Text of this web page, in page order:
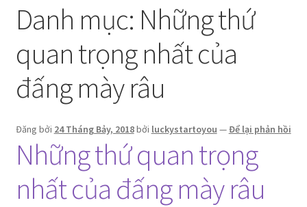
Danh mục: Những thứ
quan trọng nhất của
đấng mày râu
Đăng bởi 24 Tháng Bảy, 2018bởi luckystartoyou —Để lại phản hồi
Những thứ quan trọng
nhất của đấng mày râu